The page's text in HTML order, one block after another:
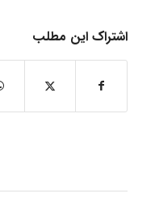
اشتراک این مطلب